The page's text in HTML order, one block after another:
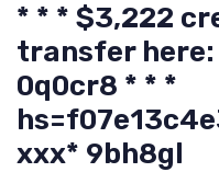
* * * $3,222
transfer
0q0cr8 * * *
ххх* 9bh8gl